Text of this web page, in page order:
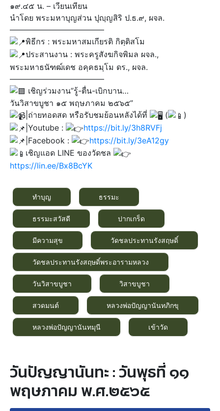
๑๙.๔๕ น. – เวียนเทียน
นำโดย พระมหาบุญส่วน ปุญฺญสิริ ป.ธ.๙, ผจล.
————————————
พิธีกร : พระมหาสมเกียรติ กิตฺติสโม
ประสานงาน : พระครูสังฆกิจพิมล ผจล.,
พระมหาธนัฑฒ์เดช อคฺคธมฺโม ดร., ผจล.
————————————
เชิญร่วมงาน”รู้-ตื่น-เบิกบาน…
วันวิสาขบูชา ๑๕ พฤษภาคม ๒๕๖๕”
|ถ่ายทอดสด หรือรับชมย้อนหลังได้ที่
(
)​
|Youtube :
https://bit.ly/3h8RVFj
|Facebook :
https://bit.ly/3eA12gy
เชิญแอด LINE ของวัดชล
https://lin.ee/Bx8BcYK
ทำบุญ ธรรมะ
ธรรมะสวัสดี ปากเกร็ด
มีความสุข วัดชลประทานรังสฤษดิ์
วัดชลประทานรังสฤษดิ์พระอารามหลวง
วันวิสาขบูชา วิสาขบูชา
สวดมนต์ หลวงพ่อปัญญานันทภิกขุ
หลวงพ่อปัญญานันทมุนี เข้าวัด
วันปัญญานันทะ : วันพุธที่ ๑๑
พฤษภาคม พ.ศ.๒๕๖๕